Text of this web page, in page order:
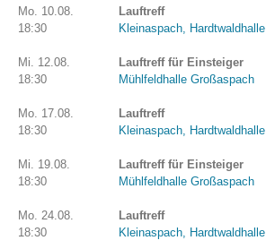
Mo. 10.08.
18:30
Lauftreff
Kleinaspach, Hardtwaldhalle
Mi. 12.08.
18:30
Lauftreff für Einsteiger
Mühlfeldhalle Großaspach
Mo. 17.08.
18:30
Lauftreff
Kleinaspach, Hardtwaldhalle
Mi. 19.08.
18:30
Lauftreff für Einsteiger
Mühlfeldhalle Großaspach
Mo. 24.08.
18:30
Lauftreff
Kleinaspach, Hardtwaldhalle